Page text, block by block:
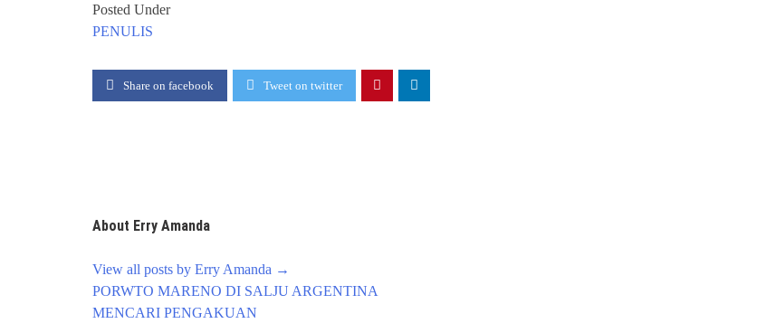
Posted Under
PENULIS
Share on facebook Tweet on twitter
About Erry Amanda
View all posts by Erry Amanda →
Post
navigation
PORWTO MARENO DI SALJU ARGENTINA
MENCARI PENGAKUAN